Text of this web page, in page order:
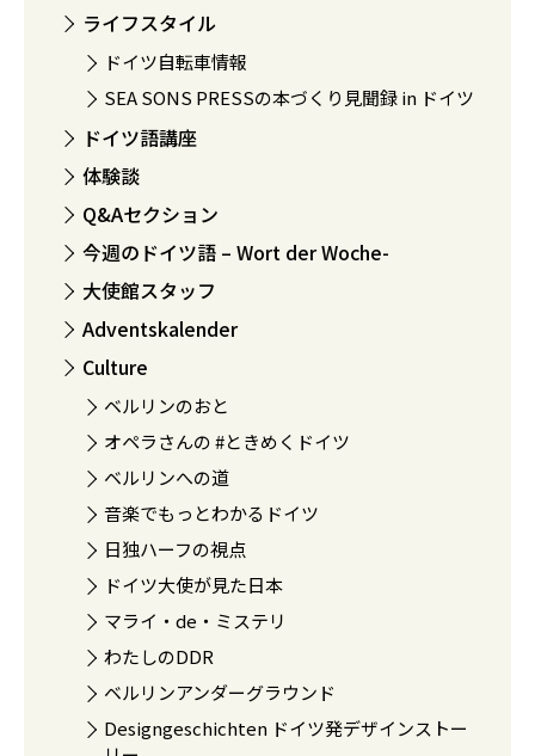
ライフスタイル
ドイツ自転車情報
SEA SONS PRESSの本づくり見聞録 in ドイツ
ドイツ語講座
体験談
Q&Aセクション
今週のドイツ語 – Wort der Woche-
大使館スタッフ
Adventskalender
Culture
ベルリンのおと
オペラさんの #ときめくドイツ
ベルリンへの道
音楽でもっとわかるドイツ
日独ハーフの視点
ドイツ大使が見た日本
マライ・de・ミステリ
わたしのDDR
ベルリンアンダーグラウンド
Designgeschichten ドイツ発デザインストー